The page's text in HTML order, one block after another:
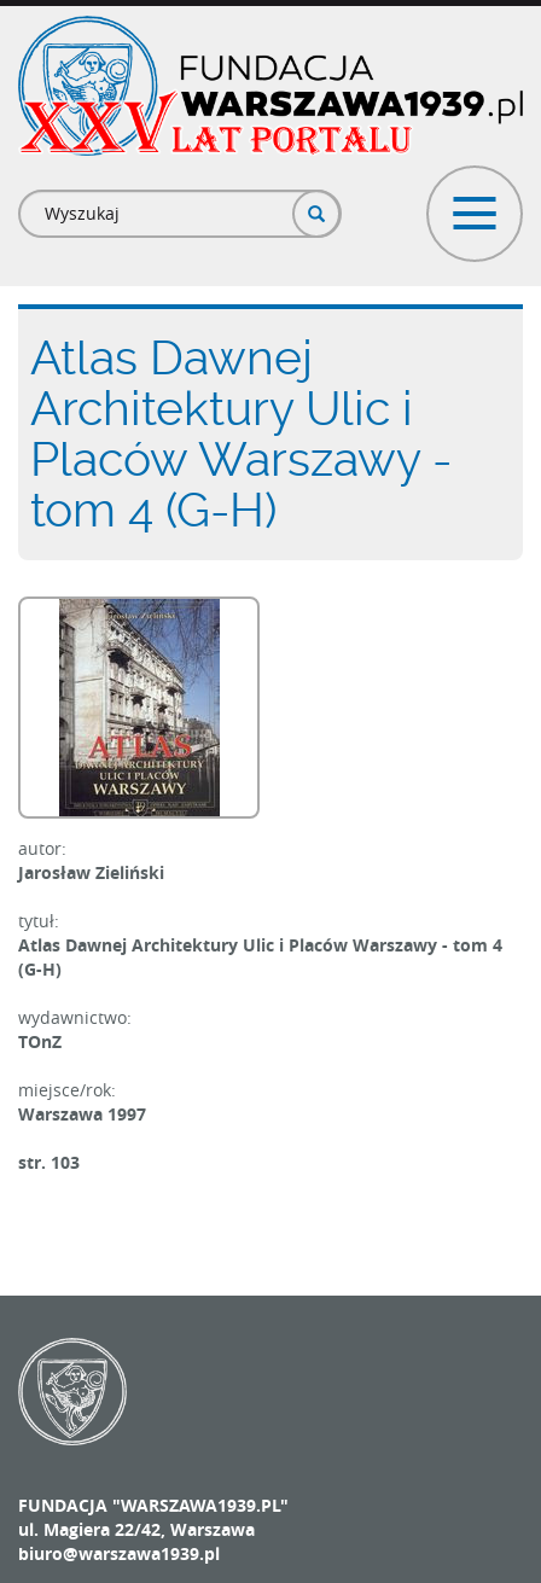
Przejdź
treści
Formularz
wyszukiwania
Atlas Dawnej
Architektury Ulic i
Placów Warszawy -
tom 4 (G-H)
autor:
Jarosław Zieliński
tytuł:
Atlas Dawnej Architektury Ulic i Placów Warszawy - tom 4
(G-H)
wydawnictwo:
TOnZ
miejsce/rok:
Warszawa 1997
str. 103
FUNDACJA "WARSZAWA1939.PL"
ul. Magiera 22/42, Warszawa
biuro@warszawa1939.pl